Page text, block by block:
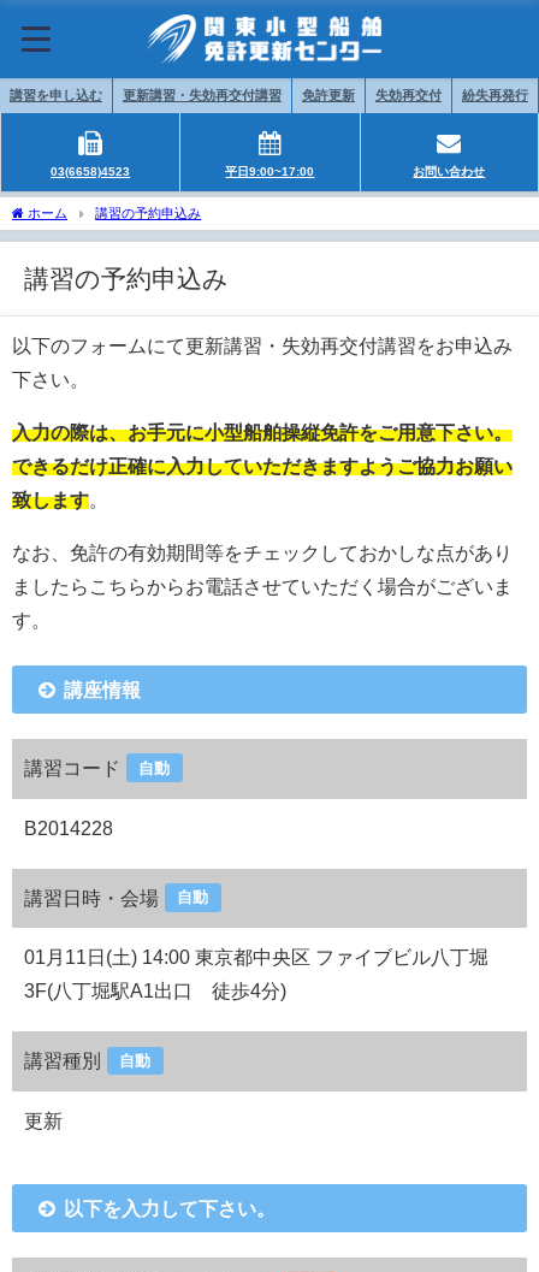
講習を申し込む 更新講習・失効再交付講習 免許更新 失効再交付 紛失再発行
03(6658)4523 平日9:00~17:00 お問い合わせ
ホーム 講習の予約申込み
講習の予約申込み
以下のフォームにて更新講習・失効再交付講習をお申込み
下さい。
入力の際は、お手元に小型船舶操縦免許をご用意下さい。
できるだけ正確に入力していただきますようご協力お願い
致します
なお、免許の有効期間等をチェックしておかしな点があり
ましたらこちらからお電話させていただく場合がございま
す。
講座情報
講習コード 自動
B2014228
講習日時・会場 自動
01月11日(土) 14:00 東京都中央区 ファイブビル八丁堀
3F(八丁堀駅A1出口 徒歩4分)
講習種別 自動
更新
以下を入力して下さい。